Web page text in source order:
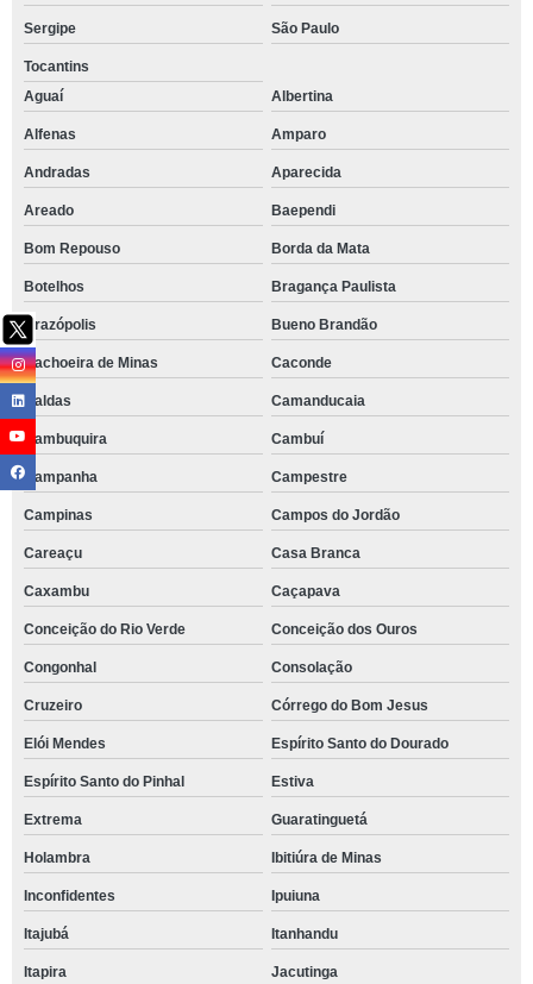
Sergipe São Paulo
Tocantins
Aguaí
Albertina
Alfenas Amparo
Andradas Aparecida
Areado Baependi
Bom Repouso Borda da Mata
Botelhos Bragança Paulista
Brazópolis Bueno Brandão
Cachoeira de Minas Caconde
Caldas Camanducaia
Cambuquira Cambuí
Campanha Campestre
Campinas Campos do Jordão
Careaçu Casa Branca
Caxambu Caçapava
Conceição do Rio Verde Conceição dos Ouros
Congonhal Consolação
Cruzeiro Córrego do Bom Jesus
Elói Mendes Espírito Santo do Dourado
Espírito Santo do Pinhal Estiva
Extrema Guaratinguetá
Holambra Ibitiúra de Minas
Inconfidentes Ipuiuna
Itajubá Itanhandu
Itapira Jacutinga